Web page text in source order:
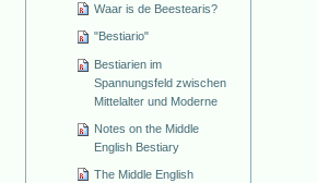
Waar is de Beestearis?
"Bestiario"
Bestiarien im
Spannungsfeld zwischen
Mittelalter und Moderne
Notes on the Middle
English Bestiary
The Middle English